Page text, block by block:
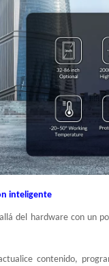
inteligente
del hardware con un
contenido,